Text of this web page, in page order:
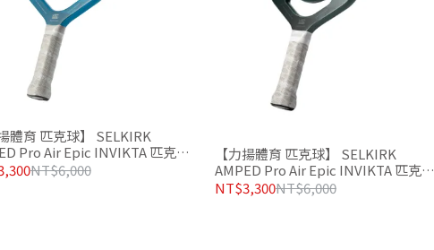
體育 匹克球】 SELKIRK
Pro Air Epic INVIKTA 匹克球
藍 NT$6,000
【力揚體育 匹克球】 SELKIRK
AMPED Pro Air Epic INVIKTA 匹克球
拍 松樹綠
NT$3,300NT$6,000